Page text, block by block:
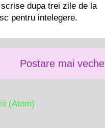
dupa trei zile de la
pentru intelegere.
Postare mai veche
(Atom)